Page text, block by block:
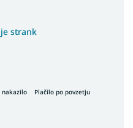
strank
nakazilo Plačilo po povzetju